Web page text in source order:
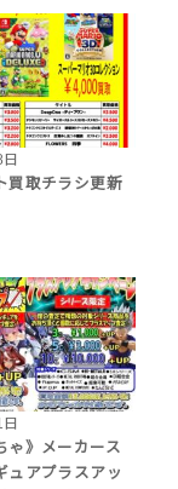
買取チラシ更新
》メーカース
ュアプラスアッ